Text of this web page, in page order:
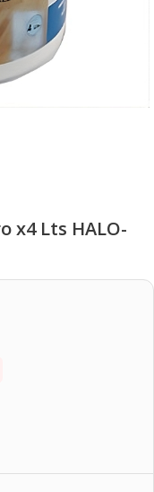
x4 Lts HALO-